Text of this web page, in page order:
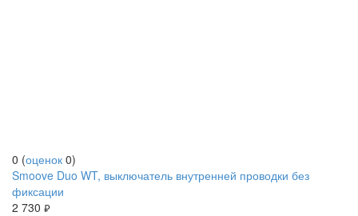
0 (оценок 0)
Smoove Duo WT, выключатель внутренней проводки без
фиксации
2 730 руб.